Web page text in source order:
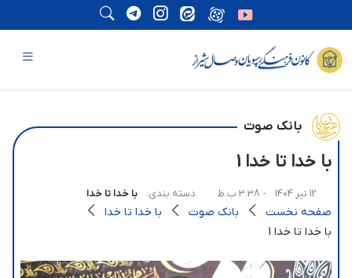
بانک صوت
با خدا تا خدا 1
12 تیر 1404 - 3:38 ب.ظ دسته بندی: با خدا تا خدا
صفحه نخست بانک صوت
با خدا تا خدا
با خدا تا خدا 1